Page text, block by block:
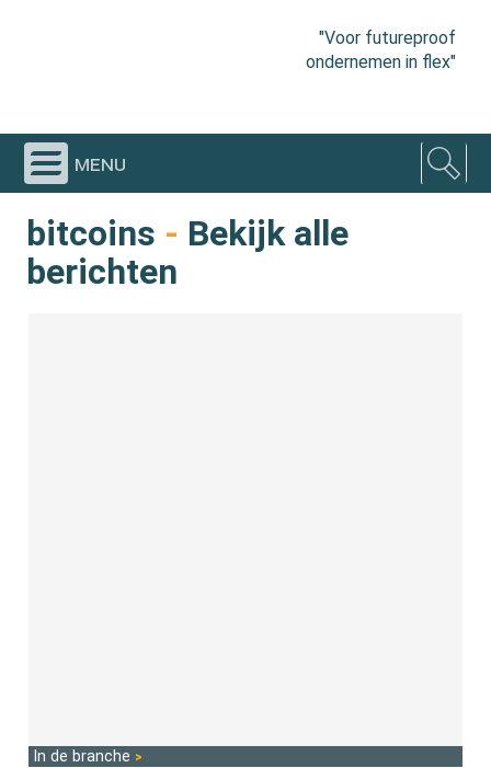
"Voor futureproof
ondernemen in flex"
menu
bitcoins - Bekijk alle
berichten
In de branche